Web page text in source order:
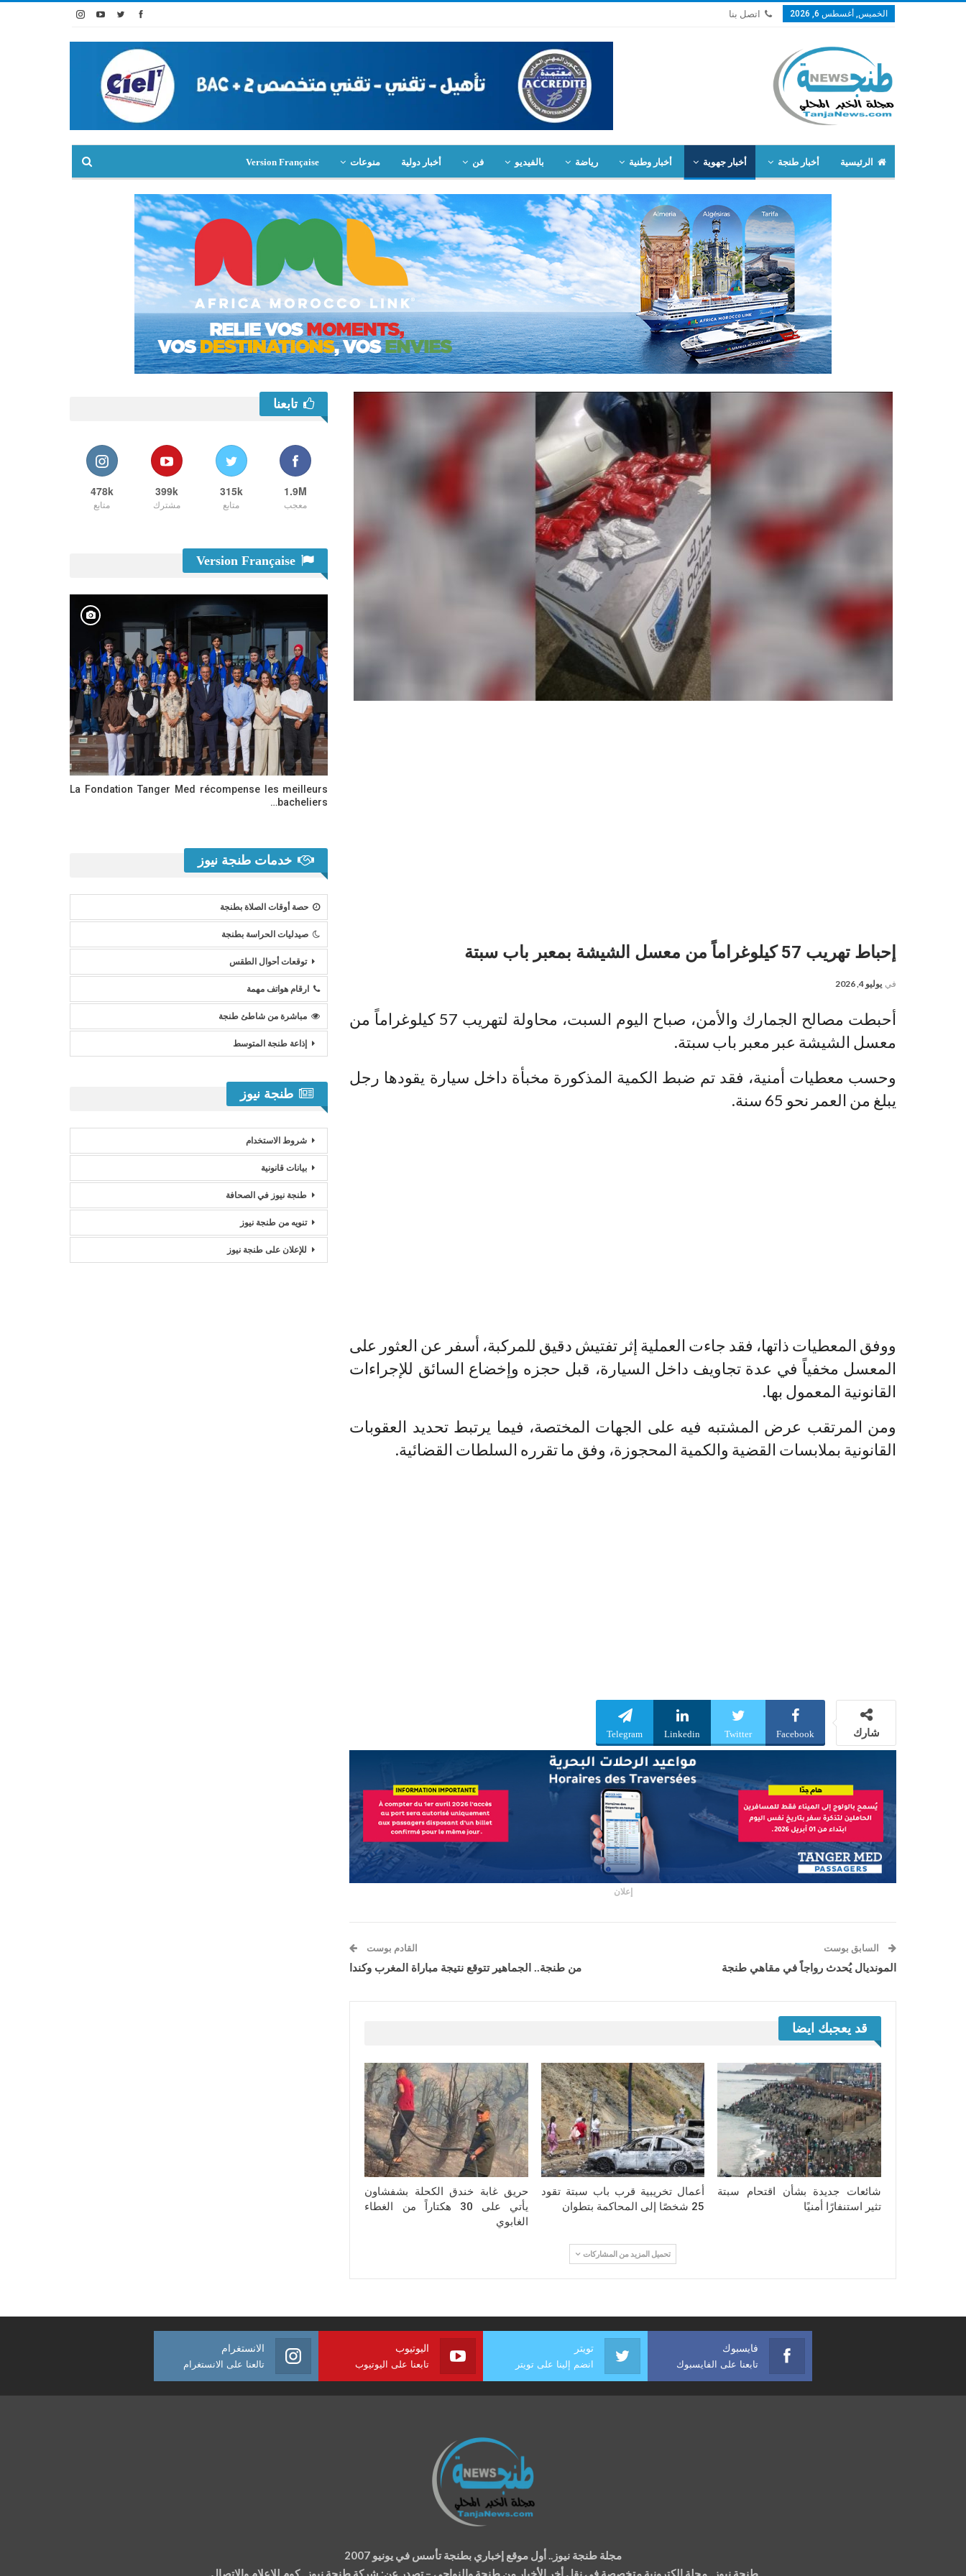
الخميس, أغسطس 6, 2026 اتصل بنا
الرئيسية أخبار طنجة أخبار جهوية أخبار وطنية رياضة بالفيديو فن أخبار دولية منوعات Version Française
إحباط تهريب 57 كيلوغراماً من معسل الشيشة بمعبر باب سبتة
في يوليو 4, 2026
أحبطت مصالح الجمارك والأمن، صباح اليوم السبت، محاولة لتهريب 57 كيلوغراماً من
معسل الشيشة عبر معبر باب سبتة.
وحسب معطيات أمنية، فقد تم ضبط الكمية المذكورة مخبأة داخل سيارة يقودها رجل
يبلغ من العمر نحو 65 سنة.
ووفق المعطيات ذاتها، فقد جاءت العملية إثر تفتيش دقيق للمركبة، أسفر عن العثور على
المعسل مخفياً في عدة تجاويف داخل السيارة، قبل حجزه وإخضاع السائق للإجراءات
القانونية المعمول بها.
ومن المرتقب عرض المشتبه فيه على الجهات المختصة، فيما يرتبط تحديد العقوبات
القانونية بملابسات القضية والكمية المحجوزة، وفق ما تقرره السلطات القضائية.
شارك Facebook
Twitter
Linkedin
Telegram
إعلان
السابق بوست
المونديال يُحدث رواجاً في مقاهي طنجة
القادم بوست
من طنجة.. الجماهير تتوقع نتيجة مباراة المغرب وكندا
قد يعجبك ايضا
شائعات جديدة بشأن اقتحام سبتة
تثير استنفارًا أمنيًا
أعمال تخريبية قرب باب سبتة تقود
25 شخصًا إلى المحاكمة بتطوان
حريق غابة خندق الكحلة بشفشاون
يأتي على 30 هكتاراً من الغطاء
الغابوي
تحميل المزيد من المشاركات
تابعنا
1.9M
معجب
315k
متابع
399k
مشترك
478k
متابع
La Fondation Tanger Med récompense les meilleurs
bacheliers…
خدمات طنجة نيوز
حصة أوقات الصلاة بطنجة
صيدليات الحراسة بطنجة
توقعات أحوال الطقس
ارقام هواتف مهمة
مباشرة من شاطئ طنجة
إذاعة طنجة المتوسط
طنجة نيوز
شروط الاستخدام
بيانات قانونية
طنجة نيوز في الصحافة
تنويه من طنجة نيوز
للإعلان على طنجة نيوز
فايسبوك
تابعنا على الفايسبوك
تويتر
انضم إلينا على تويتر
اليوتيوب
تابعنا على اليوتيوب
الانستغرام
تالعنا على الانستغرام
مجلة طنجة نيوز.. أول موقع إخباري بطنجة تأسس في يونيو 2007
طنجة نيوز.. مجلة إلكترونية متخصصة في نقل أخر الأخبار من طنجة والنواحي – تصدر عن: شركة طنجة نيوز . كوم للإعلام والإتصال.